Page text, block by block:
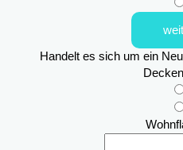
Handelt es sich um ein